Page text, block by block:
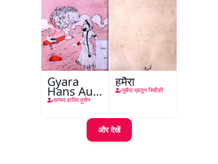
Gyara
Hans Aur
Ekसय्यद हामिद हुसैन
हुमैरा
ज़ुबैदा ख़ातून सिद्दीक़ी
और देखें